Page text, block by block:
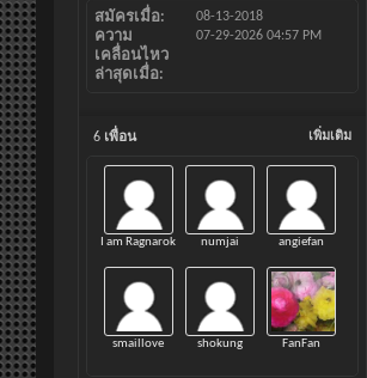
สมัครเมื่อ 08-13-2018
ความ
เคลื่อนไหว
ล่าสุดเมื่อ
07-29-2026 04:57 PM
เพิ่มเติม
6 เพื่อน
I am Ragnarok numjai angiefan
smaillove shokung FanFan